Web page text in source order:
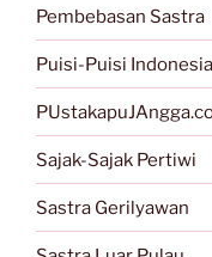
Pembebasan Sastra
Puisi-Puisi Indonesia
Sajak-Sajak Pertiwi
Sastra Gerilyawan